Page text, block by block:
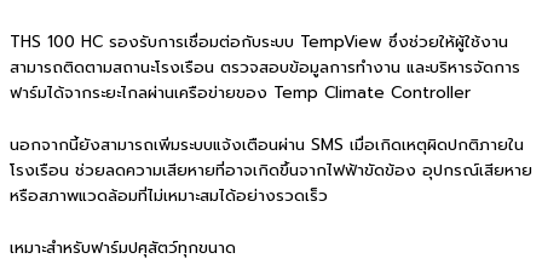
THS 100 HC รองรับการเชื่อมต่อกับระบบ TempView ซึ่งช่วยให้ผู้ใช้งาน
สามารถติดตามสถานะโรงเรือน ตรวจสอบข้อมูลการทำงาน และบริหารจัดการ
ฟาร์มได้จากระยะไกลผ่านเครือข่ายของ Temp Climate Controller
นอกจากนี้ยังสามารถเพิ่มระบบแจ้งเตือนผ่าน SMS เมื่อเกิดเหตุผิดปกติภายใน
โรงเรือน ช่วยลดความเสียหายที่อาจเกิดขึ้นจากไฟฟ้าขัดข้อง อุปกรณ์เสียหาย
หรือสภาพแวดล้อมที่ไม่เหมาะสมได้อย่างรวดเร็ว
เหมาะสำหรับฟาร์มปศุสัตว์ทุกขนาด